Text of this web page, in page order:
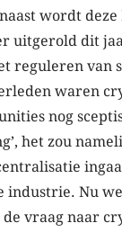
wordt deze
uitgerold dit
reguleren van
waren
nog
het zou
industrie. Nu
vraag naar